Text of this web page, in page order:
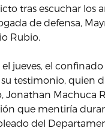
tras escuchar los
de defensa,
Rubio.
jueves, el confinado
testimonio, quien
Jonathan Machuca
que mentiría
del